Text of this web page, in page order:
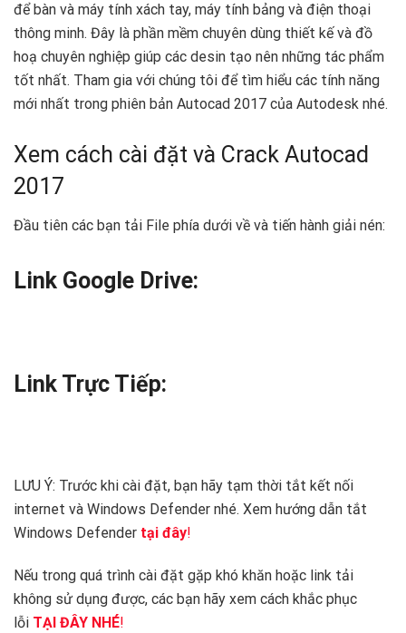
để bàn và máy tính xách tay, máy tính bảng và điện thoại
thông minh. Đây là phần mềm chuyên dùng thiết kế và đồ
hoạ chuyên nghiệp giúp các desin tạo nên những tác phẩm
tốt nhất. Tham gia với chúng tôi để tìm hiểu các tính năng
mới nhất trong phiên bản Autocad 2017 của Autodesk nhé.
Xem cách cài đặt và Crack Autocad
2017
Đầu tiên các bạn tải File phía dưới về và tiến hành giải nén:
Link Google Drive:
Link Trực Tiếp:
LƯU Ý: Trước khi cài đặt, bạn hãy tạm thời tắt kết nối
internet và Windows Defender nhé. Xem hướng dẫn tắt
Windows Defender tại đây!
Nếu trong quá trình cài đặt gặp khó khăn hoặc link tải
không sử dụng được, các bạn hãy xem cách khắc phục
lỗi TẠI ĐÂY NHÉ!